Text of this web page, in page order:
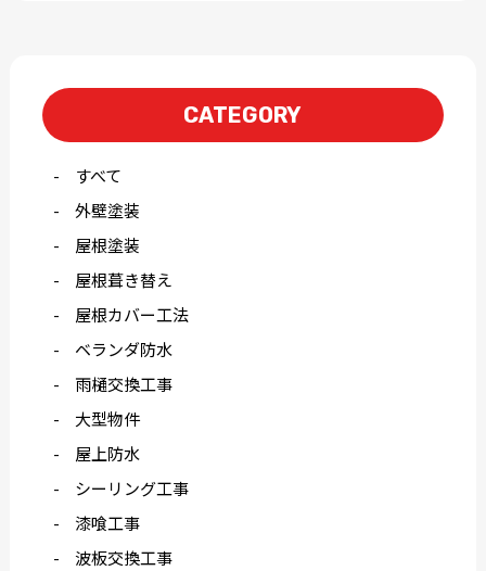
CATEGORY
すべて
外壁塗装
屋根塗装
屋根葺き替え
屋根カバー工法
ベランダ防水
雨樋交換工事
大型物件
屋上防水
シーリング工事
漆喰工事
波板交換工事